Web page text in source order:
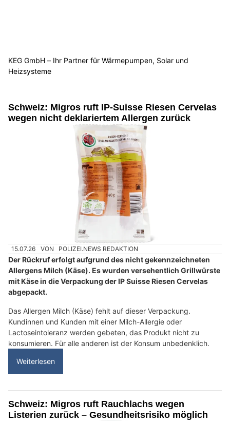
KEG GmbH – Ihr Partner für Wärmepumpen, Solar und
Heizsysteme
Schweiz: Migros ruft IP-Suisse Riesen Cervelas
wegen nicht deklariertem Allergen zurück
15.07.26 VON POLIZEI.NEWS REDAKTION
Der Rückruf erfolgt aufgrund des nicht gekennzeichneten
Allergens Milch (Käse). Es wurden versehentlich Grillwürste
mit Käse in die Verpackung der IP Suisse Riesen Cervelas
abgepackt.
Das Allergen Milch (Käse) fehlt auf dieser Verpackung.
Kundinnen und Kunden mit einer Milch-Allergie oder
Lactoseintoleranz werden gebeten, das Produkt nicht zu
konsumieren. Für alle anderen ist der Konsum unbedenklich.
Weiterlesen
Schweiz: Migros ruft Rauchlachs wegen
Listerien zurück – Gesundheitsrisiko möglich